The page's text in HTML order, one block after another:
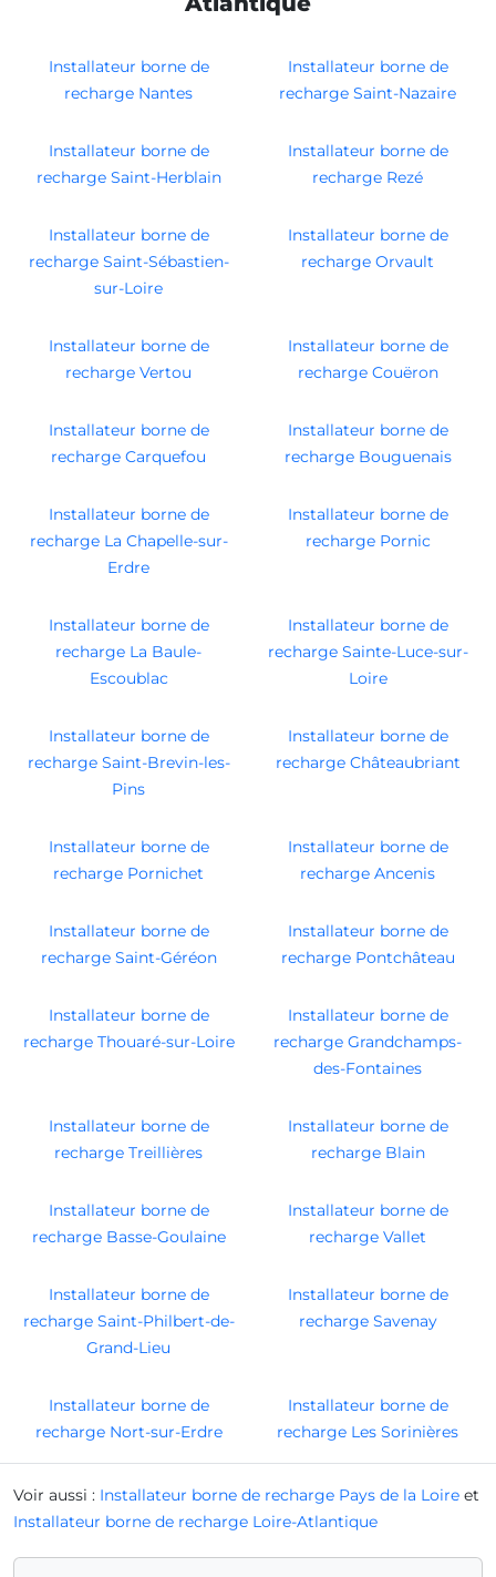
Installateur borne de
recharge Nantes
Installateur borne de
recharge Saint-Nazaire
Installateur borne de
recharge Saint-Herblain
Installateur borne de
recharge Rezé
Installateur borne de
recharge Saint-Sébastien-
sur-Loire
Installateur borne de
recharge Orvault
Installateur borne de
recharge Vertou
Installateur borne de
recharge Couëron
Installateur borne de
recharge Carquefou
Installateur borne de
recharge Bouguenais
Installateur borne de
recharge La Chapelle-sur-
Erdre
Installateur borne de
recharge Pornic
Installateur borne de
recharge La Baule-
Escoublac
Installateur borne de
recharge Sainte-Luce-sur-
Loire
Installateur borne de
recharge Saint-Brevin-les-
Pins
Installateur borne de
recharge Châteaubriant
Installateur borne de
recharge Pornichet
Installateur borne de
recharge Ancenis
Installateur borne de
recharge Saint-Géréon
Installateur borne de
recharge Pontchâteau
Installateur borne de
recharge Thouaré-sur-Loire
Installateur borne de
recharge Grandchamps-
des-Fontaines
Installateur borne de
recharge Treillières
Installateur borne de
recharge Blain
Installateur borne de
recharge Basse-Goulaine
Installateur borne de
recharge Vallet
Installateur borne de
recharge Saint-Philbert-de-
Grand-Lieu
Installateur borne de
recharge Savenay
Installateur borne de
recharge Nort-sur-Erdre
Installateur borne de
recharge Les Sorinières
Voir aussi : Installateur borne de recharge Pays de la Loire et
Installateur borne de recharge Loire-Atlantique